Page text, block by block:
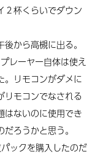
２杯くらいでダウン
から高槻に出る。
レーヤー自体は使え
。リモコンがダメに
リモコンでなされる
はないのに使用でき
ろうかと思う。
ックを購入したのだ